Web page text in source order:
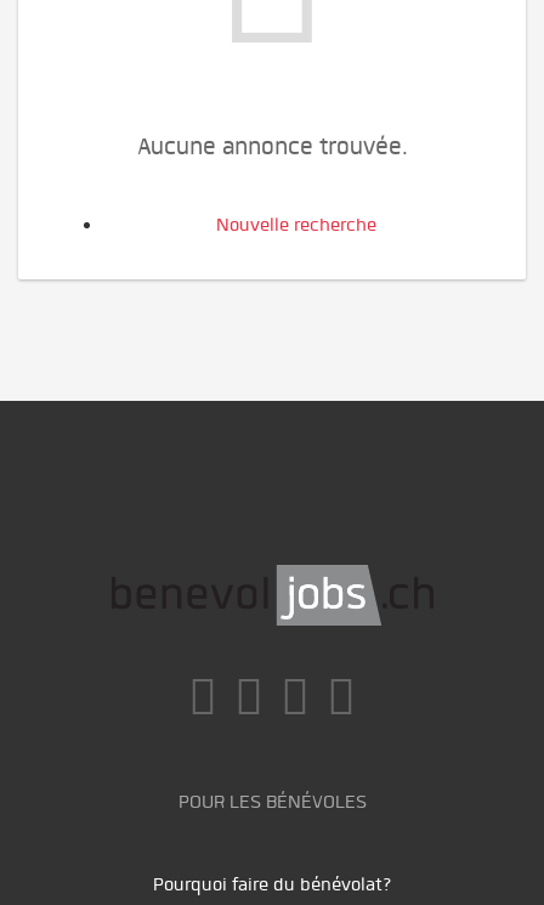
Aucune annonce trouvée.
Nouvelle recherche
POUR LES BÉNÉVOLES
Pourquoi faire du bénévolat?